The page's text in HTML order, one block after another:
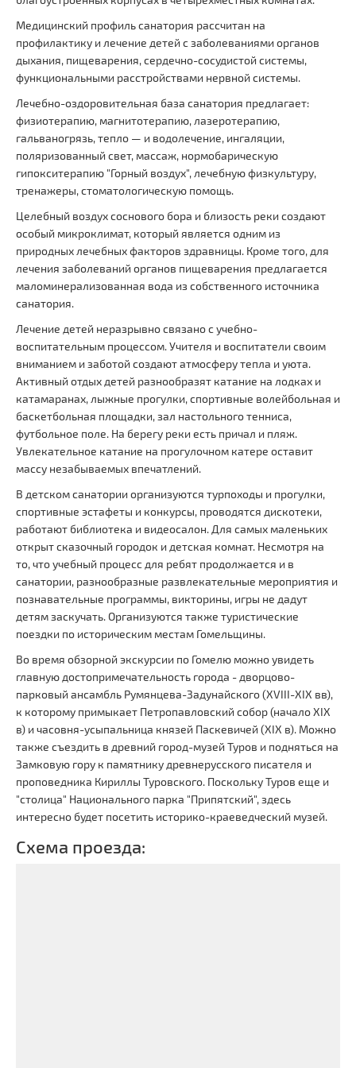
Медицинский профиль санатория рассчитан на
профилактику и лечение детей с заболеваниями органов
дыхания, пищеварения, сердечно-сосудистой системы,
функциональными расстройствами нервной системы.
Лечебно-оздоровительная база санатория предлагает:
физиотерапию, магнитотерапию, лазеротерапию,
гальваногрязь, тепло — и водолечение, ингаляции,
поляризованный свет, массаж, нормобарическую
гипокситерапию "Горный воздух", лечебную физкультуру,
тренажеры, стоматологическую помощь.
Целебный воздух соснового бора и близость реки создают
особый микроклимат, который является одним из
природных лечебных факторов здравницы. Кроме того, для
лечения заболеваний органов пищеварения предлагается
маломинерализованная вода из собственного источника
санатория.
Лечение детей неразрывно связано с учебно-
воспитательным процессом. Учителя и воспитатели своим
вниманием и заботой создают атмосферу тепла и уюта.
Активный отдых детей разнообразят катание на лодках и
катамаранах, лыжные прогулки, спортивные волейбольная и
баскетбольная площадки, зал настольного тенниса,
футбольное поле. На берегу реки есть причал и пляж.
Увлекательное катание на прогулочном катере оставит
массу незабываемых впечатлений.
В детском санатории организуются турпоходы и прогулки,
спортивные эстафеты и конкурсы, проводятся дискотеки,
работают библиотека и видеосалон. Для самых маленьких
открыт сказочный городок и детская комнат. Несмотря на
то, что учебный процесс для ребят продолжается и в
санатории, разнообразные развлекательные мероприятия и
познавательные программы, викторины, игры не дадут
детям заскучать. Организуются также туристические
поездки по историческим местам Гомельщины.
Во время обзорной экскурсии по Гомелю можно увидеть
главную достопримечательность города - дворцово-
парковый ансамбль Румянцева-Задунайского (XVIII-XIX вв),
к которому примыкает Петропавловский собор (начало XIX
в) и часовня-усыпальница князей Паскевичей (XIX в). Можно
также съездить в древний город-музей Туров и подняться на
Замковую гору к памятнику древнерусского писателя и
проповедника Кириллы Туровского. Поскольку Туров еще и
"столица" Национального парка "Припятский", здесь
интересно будет посетить историко-краеведческий музей.
Схема проезда: